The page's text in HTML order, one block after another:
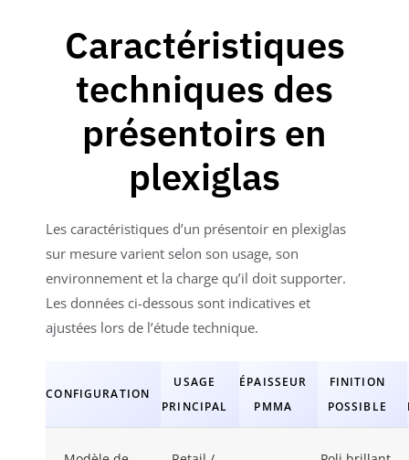
Caractéristiques
techniques des
présentoirs en
plexiglas
Les caractéristiques d’un présentoir en plexiglas
sur mesure varient selon son usage, son
environnement et la charge qu’il doit supporter.
Les données ci-dessous sont indicatives et
ajustées lors de l’étude technique.
CONFIGURATION
USAGE
PRINCIPAL
ÉPAISSEUR
PMMA
FINITION
POSSIBLE